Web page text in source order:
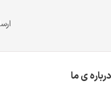
درباره ی ما